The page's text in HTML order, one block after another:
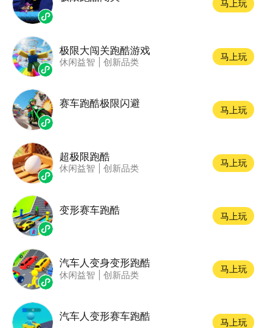
马上玩
极限大闯关跑酷游戏
休闲益智 创新品类
马上玩
赛车跑酷极限闪避
马上玩
超极限跑酷
休闲益智 创新品类
马上玩
变形赛车跑酷
马上玩
汽车人变身变形跑酷
休闲益智 创新品类
马上玩
汽车人变形赛车跑酷
马上玩